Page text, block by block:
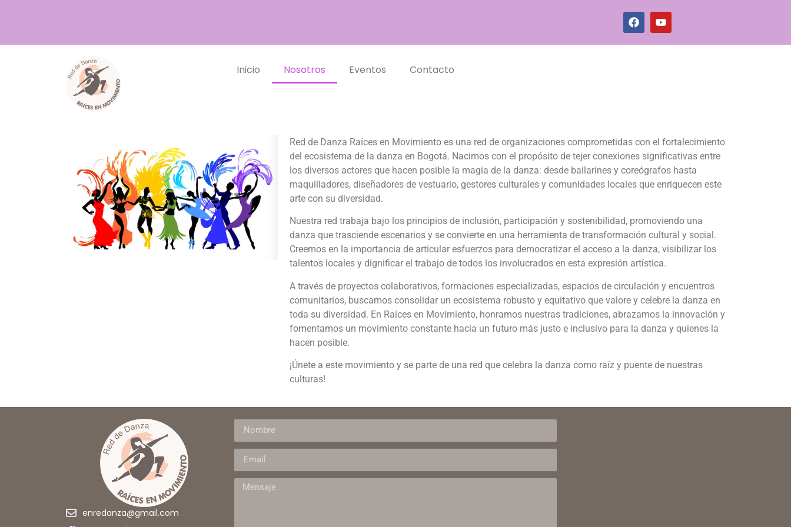
Inicio Nosotros Eventos Contacto
Red de Danza Raíces en Movimiento es una red de organizaciones comprometidas con el fortalecimiento
del ecosistema de la danza en Bogotá. Nacimos con el propósito de tejer conexiones significativas entre
los diversos actores que hacen posible la magia de la danza: desde bailarines y coreógrafos hasta
maquilladores, diseñadores de vestuario, gestores culturales y comunidades locales que enriquecen este
arte con su diversidad.
Nuestra red trabaja bajo los principios de inclusión, participación y sostenibilidad, promoviendo una
danza que trasciende escenarios y se convierte en una herramienta de transformación cultural y social.
Creemos en la importancia de articular esfuerzos para democratizar el acceso a la danza, visibilizar los
talentos locales y dignificar el trabajo de todos los involucrados en esta expresión artística.
A través de proyectos colaborativos, formaciones especializadas, espacios de circulación y encuentros
comunitarios, buscamos consolidar un ecosistema robusto y equitativo que valore y celebre la danza en
toda su diversidad. En Raíces en Movimiento, honramos nuestras tradiciones, abrazamos la innovación y
fomentamos un movimiento constante hacia un futuro más justo e inclusivo para la danza y quienes la
hacen posible.
¡Únete a este movimiento y se parte de una red que celebra la danza como raíz y puente de nuestras
culturas!
enredanza@gmail.com